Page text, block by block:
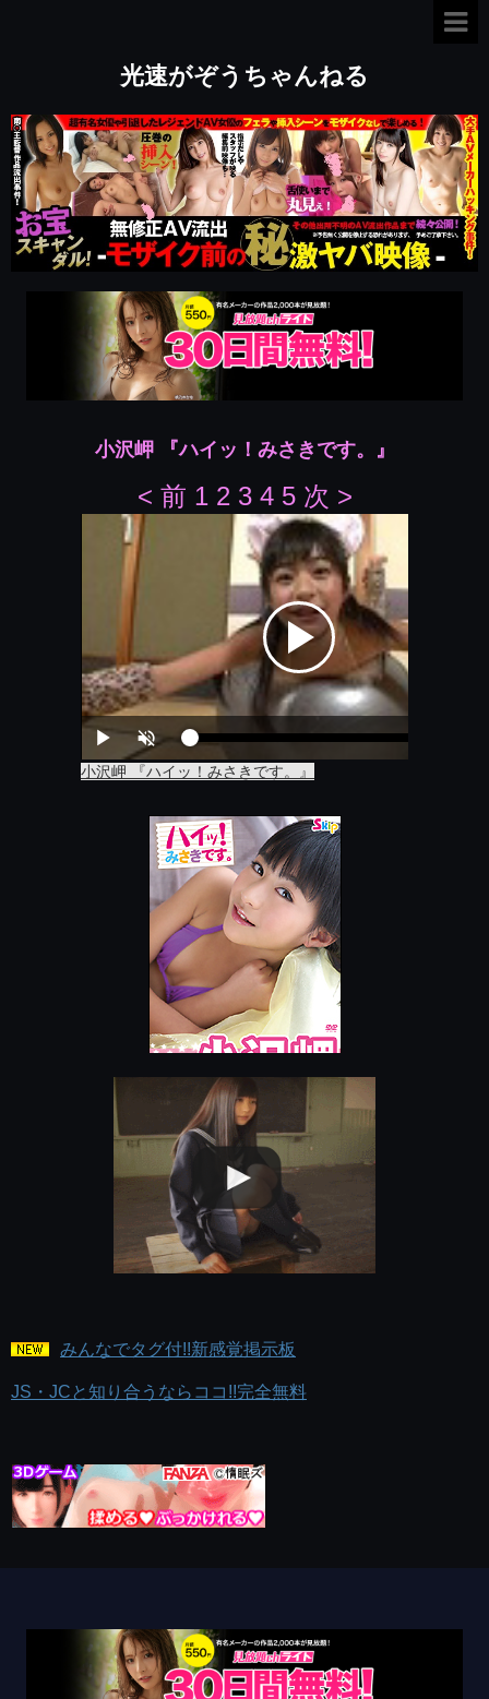
光速がぞうちゃんねる
みんなでタグ付!!新感覚掲示板
JS・JCと知り合うならココ!!完全無料